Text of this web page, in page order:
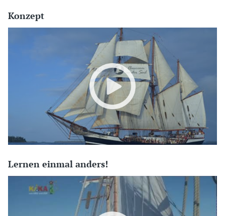
Konzept
Lernen einmal anders!